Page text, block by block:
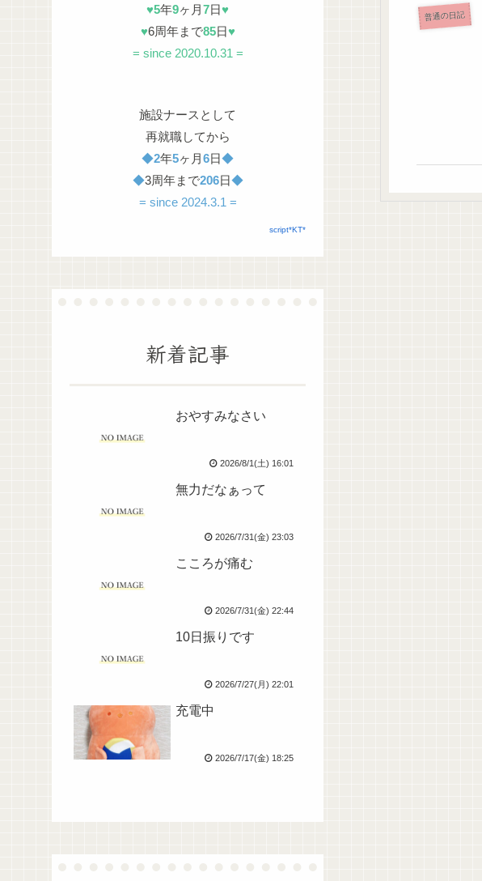
普通の日記
♥5年9ヶ月7日♥
♥6周年まで85日♥
= since 2020.10.31 =
施設ナースとして
再就職してから
◆2年5ヶ月6日◆
◆3周年まで206日◆
= since 2024.3.1 =
script*KT*
新着記事
おやすみなさい
2026/8/1(土) 16:01
無力だなぁって
2026/7/31(金) 23:03
こころが痛む
2026/7/31(金) 22:44
10日振りです
2026/7/27(月) 22:01
充電中
2026/7/17(金) 18:25